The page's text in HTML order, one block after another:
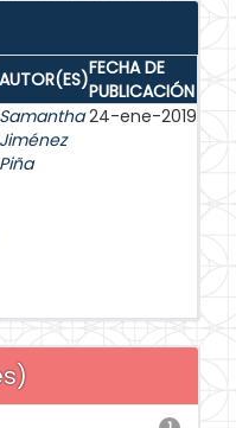
AUTOR(ES)FECHA DE
PUBLICACIÓN
Samantha
Jiménez
Piña
24-ene-2019